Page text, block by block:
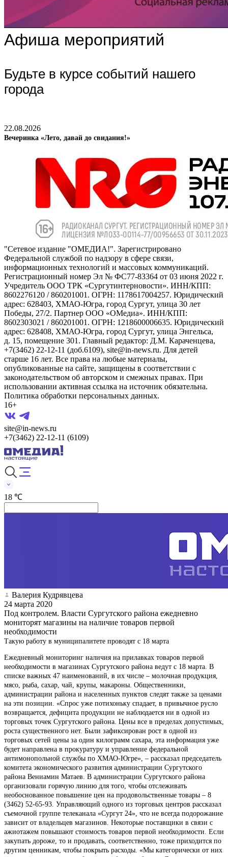
Афиша мероприятий
Будьте в курсе событий нашего
города
22.08.2026
Вечеринка «Лето, давай до свидания!»
"Сетевое издание "ОМЕДИА!". Зарегистрировано
Федеральной службой по надзору в сфере связи,
информационных технологий и массовых коммуникаций.
Регистрационный номер Эл № ФС77-83364 от 03 июня 2022 г.
Учредитель ООО ТРК «Сургутинтерновости». ИНН/КПП:
8602276120 / 860201001. ОГРН: 1178617004257. Юридический
адрес: 628403, ХМАО-Югра, город Сургут, улица 30 лет
Победы, 27/2. Партнер ООО «ОМедиа». ИНН/КПП:
8602303021 / 860201001. ОГРН: 1218600006635. Юридический
адрес: 628408, ХМАО-Югра, город Сургут, улица Энгельса,
д. 15, помещение 301. Главный редактор: Д.М. Караченцева,
+7(3462) 22-12-11 (доб.6109), site@in-news.ru. Для детей
старше 16 лет. Все права на любые материалы,
опубликованные на сайте, защищены в соответствии с
законодательством об авторском и смежных правах. При
использовании активная ссылка на источник обязательна.
Политика обработки персональных данных.
16+
site@in-news.ru
+7(3462) 22-12-11 (6109)
18 ℃
Валерия Кудрявцева
24 марта 2020
Под контролем. Власти Сургутского района ежедневно
мониторят магазины на наличие товаров первой
необходимости
Такую работу в муниципалитете проводят с 18 марта
Ежедневный мониторинг наличия на прилавках товаров первой
необходимости в магазинах Сургутского района ведут с 18 марта. В
списке важных 47 наименований, в их числе – молочная продукция,
мясо, рыба, сахар, чай, крупы, макароны. Общественники,
администрации района и населенных пунктов следят также за ценами
на эти позиции. «Спрос уже потихоньку спадает, в привычное русло
возвращается, дефицита продукции не наблюдается ни в одной из
торговых точек Сургутского района. Цены все в пределах допустимых,
роста существенного нет. Были зафиксирован рост в одной из
торговых сетей цены за один килограмм сахара, эта информация уже
будет направлена в прокуратуру и управление федеральной
антимонопольной службы по ХМАО-Югре», – рассказал председатель
комитета экономического развития администрации Сургутского
района Вениамин Матаев. В администрации Сургутского района
организовали горячую линию для того, чтобы отслеживать
необоснованное повышение цен на продовольственные товары – 8
(3462) 52-65-93. Управляющий одного из торговых центров рассказал
съемочной группе телеканала «Сургут 24», что не всегда подорожание
зависит от владельцев магазинов. Некоторые поставщики в связи с
ажиотажем повышают стоимость товаров первой необходимости. Если
закупать дороже, то и продавать, соответственно, тоже приходится по
другим ценникам, чтобы покрыть расходы. «Мы категорически от них